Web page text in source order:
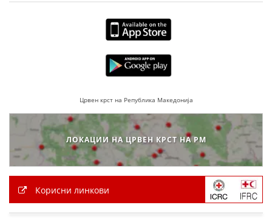
Црвен крст на Република Македонија
ЛОКАЦИИ НА ЦРВЕН КРСТ НА РМ
Корисни линкови